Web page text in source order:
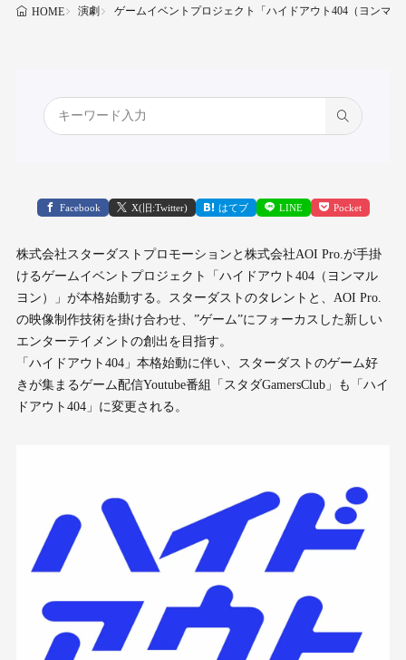
HOME 演劇 ゲームイベントプロジェクト「ハイドアウト404（ヨンマ
Facebook X(旧:Twitter) はてブ LINE Pocket
株式会社スターダストプロモーションと株式会社AOI Pro.が手掛
けるゲームイベントプロジェクト「ハイドアウト404（ヨンマル
ヨン）」が本格始動する。スターダストのタレントと、AOI Pro.
の映像制作技術を掛け合わせ、”ゲーム”にフォーカスした新しい
エンターテイメントの創出を目指す。
「ハイドアウト404」本格始動に伴い、スターダストのゲーム好
きが集まるゲーム配信Youtube番組「スタダGamersClub」も「ハイ
ドアウト404」に変更される。